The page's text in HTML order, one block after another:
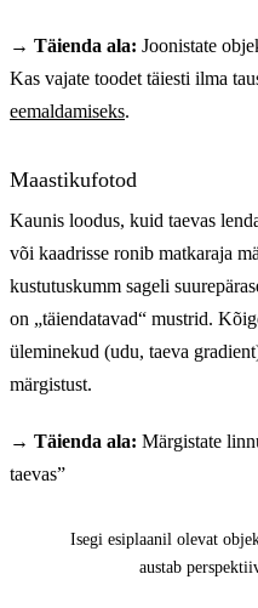
→ Täienda ala: Joonistate
Kas vajate toodet täiesti ilma
eemaldamiseks.
Maastikufotod
Kaunis loodus, kuid taevas
või kaadrisse ronib matkaraja
kustutuskumm sageli
on „täiendatavad“ mustrid.
üleminekud (udu, taeva
märgistust.
→ Täienda ala: Märgistate
taevas”
Isegi esiplaanil olevat
austab